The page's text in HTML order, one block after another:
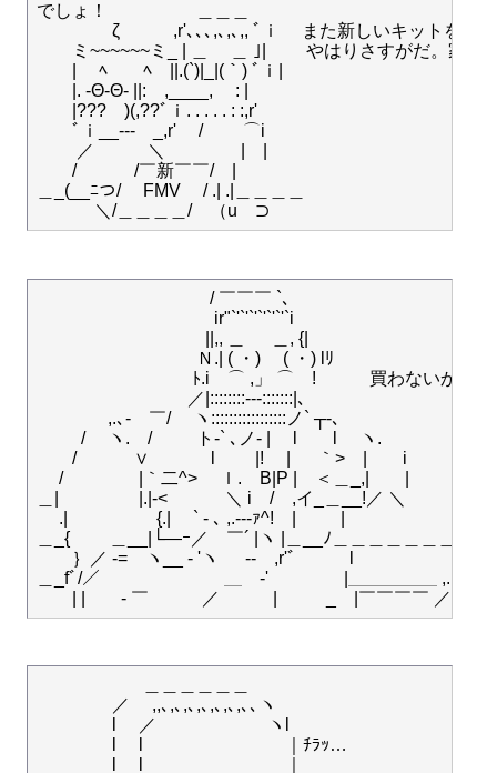
でしょ！　　　　　＿＿＿
ζ　　　,r'､､､,､,､,, ﾞｉ 　また新しいキットを買っ
ミ~~~~~~ミ_ | ＿　 ＿ ｣| 　　やはりさすがだ。家畜
| 　ﾍ　　ﾍ　||.(`)|_|(｀) ﾞｉ|
|. -Θ-Θ- ||:　,____,　 : |
|???　)(,??ﾞｉ. . . . . : :,r'
ﾞｉ__---　_,r' 　/　　 ⌒i
／　　　＼　 　　　|　|
/　　 　/￣新￣￣/　|
＿_(__ﾆつ/　 FMV　 / .| .|＿＿＿＿
/ ￣￣￣ `､
ir"`'`'`'`'`'`'`i
||,, ＿ 　 ＿, {|
Ｎ.| ( ・)　 ( ・) lﾘ
ﾄ.i　⌒ ,」 ⌒　!　　　買わないか
／|::::::::---:::::::|､
,.､-　￣/ 　ヽ:::::::::::::::::ノ` ┬-､
/　 ヽ.　/ 　 　ト-` ､ノ- |　 l　　l　 ヽ.
/　　　 ∨ 　 　　l 　　|!　 | 　 ｀>　|　　i
/　　　　 |｀二^>　 ｌ.　B|P |　＜＿_,|　　|
＿|　 　　　 |.|-<　　　 ＼ i　/　,イ_＿__!／ ＼
.|　　　　　{.|　 ` - ､ ,.---ｧ^!　| 　　 |￣￣￣￣￣￣￣￣
＿_{ 　　＿__|└―ｰ／　￣´ |ヽ |＿__ﾉ＿＿＿＿＿＿＿＿＿
｝／ -=　ヽ__ - 'ヽ 　 -‐　,r'ﾞ　　　l　　　　　　　
＿_fﾞ/／￣￣　　　　　＿　-'　　　　 |＿＿＿＿＿ ,. - ￣
／　 ,,､,､,､,､,､,､,､､ヽ
l 　／ 　　　　　　ヽl
l 　l　　　　　　　　｜ﾁﾗｯ…